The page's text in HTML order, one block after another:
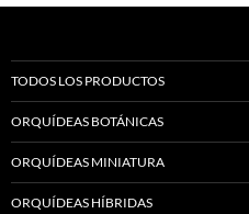
TODOS LOS PRODUCTOS
ORQUÍDEAS BOTÁNICAS
ORQUÍDEAS MINIATURA
ORQUÍDEAS HÍBRIDAS